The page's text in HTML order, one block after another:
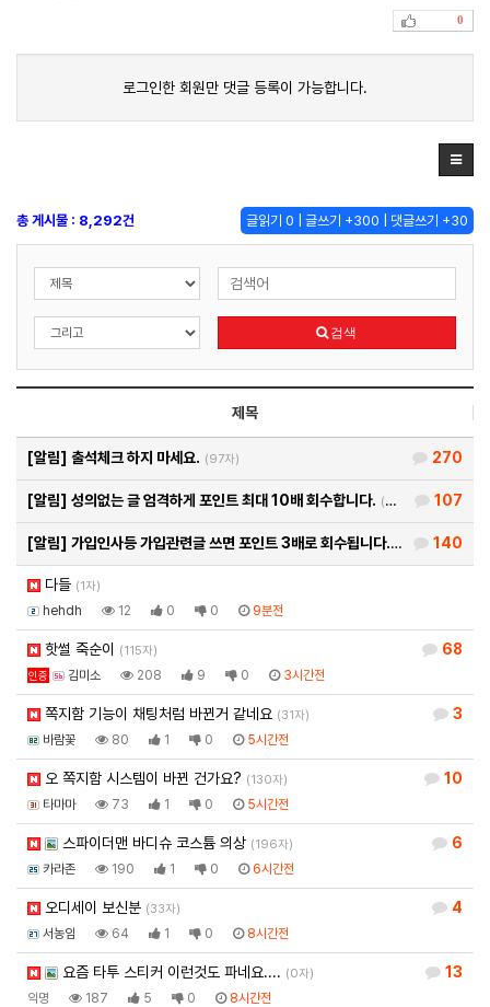
0
로그인한 회원만 댓글 등록이 가능합니다.
글읽기 0 | 글쓰기 +300 | 댓글쓰기 +30
총 게시물 : 8,292건
검색
제목
270
[알림] 출석체크 하지 마세요. (97자)
107
[알림] 성의없는 글 엄격하게 포인트 최대 10배 회수합니다. (26자)
140
[알림] 가입인사등 가입관련글 쓰면 포인트 3배로 회수됩니다. (93자)
다들 (1자)
hehdh 12 0 0 9분전
68
핫썰 죽순이 (115자)
인증 김미소 208 9 0 3시간전
3
쪽지함 기능이 채팅처럼 바뀐거 같네요 (31자)
바람꽃 80 1 0 5시간전
10
오 쪽지함 시스템이 바뀐 건가요? (130자)
타마마 73 1 0 5시간전
6
스파이더맨 바디슈 코스튬 의상 (196자)
카라존 190 1 0 6시간전
4
오디세이 보신분 (33자)
서농임 64 1 0 8시간전
13
요즘 타투 스티커 이런것도 파네요.... (0자)
익명 187 5 0 8시간전